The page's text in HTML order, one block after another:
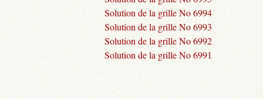
Solution de la grille No 6994
Solution de la grille No 6993
Solution de la grille No 6992
Solution de la grille No 6991